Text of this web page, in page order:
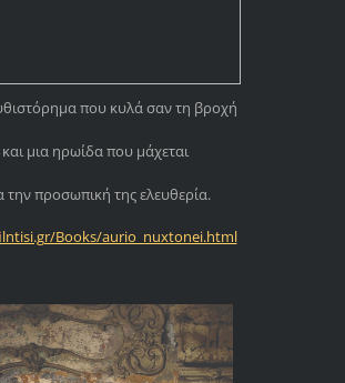
που κυλά σαν τη βροχή
και μια ηρωίδα που μάχεται
την προσωπική της ελευθερία.
Books/aurio_nuxtonei.html